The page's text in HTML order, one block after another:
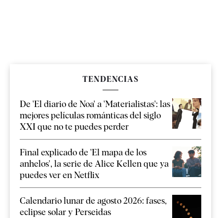
TENDENCIAS
De 'El diario de Noa' a 'Materialistas': las
mejores películas románticas del siglo
XXI que no te puedes perder
Final explicado de 'El mapa de los
anhelos', la serie de Alice Kellen que ya
puedes ver en Netflix
Calendario lunar de agosto 2026: fases,
eclipse solar y Perseidas